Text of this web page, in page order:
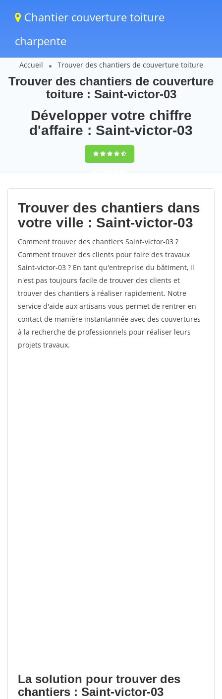
Chantier couverture toiture
charpente
Accueil Trouver des chantiers de couverture toiture
Trouver des chantiers de couverture
toiture : Saint-victor-03
Développer votre chiffre
d'affaire : Saint-victor-03
9,5(100%)68
votes
Trouver des chantiers dans
votre ville : Saint-victor-03
Comment trouver des chantiers Saint-victor-03 ?
Comment trouver des clients pour faire des travaux
Saint-victor-03 ? En tant qu'entreprise du bâtiment, il
n'est pas toujours facile de trouver des clients et
trouver des chantiers à réaliser rapidement. Notre
service d'aide aux artisans vous permet de rentrer en
contact de manière instantannée avec des couvertures
à la recherche de professionnels pour réaliser leurs
projets travaux.
La solution pour trouver des
chantiers : Saint-victor-03